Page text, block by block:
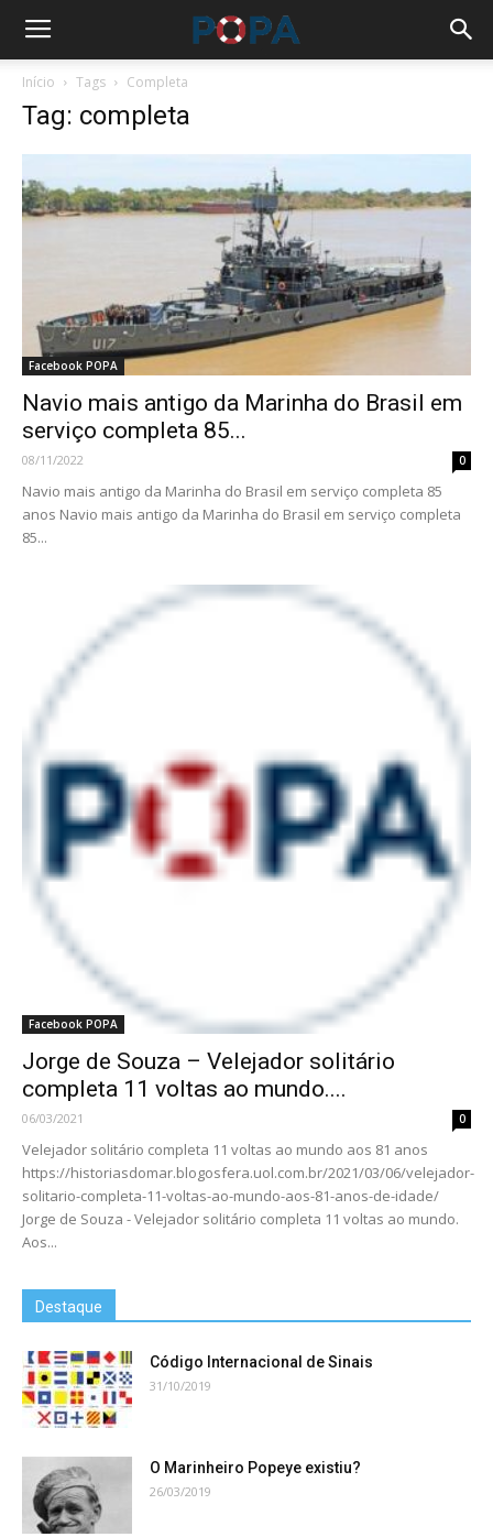
Início Tags Completa
Tag: completa
Facebook POPA
Navio mais antigo da Marinha do Brasil em
serviço completa 85...
08/11/2022 0
Navio mais antigo da Marinha do Brasil em serviço completa 85
anos Navio mais antigo da Marinha do Brasil em serviço completa
85...
Facebook POPA
Jorge de Souza – Velejador solitário
completa 11 voltas ao mundo....
06/03/2021 0
Velejador solitário completa 11 voltas ao mundo aos 81 anos
https://historiasdomar.blogosfera.uol.com.br/2021/03/06/velejador-
solitario-completa-11-voltas-ao-mundo-aos-81-anos-de-idade/
Jorge de Souza - Velejador solitário completa 11 voltas ao mundo.
Aos...
Destaque
Código Internacional de Sinais
31/10/2019
O Marinheiro Popeye existiu?
26/03/2019